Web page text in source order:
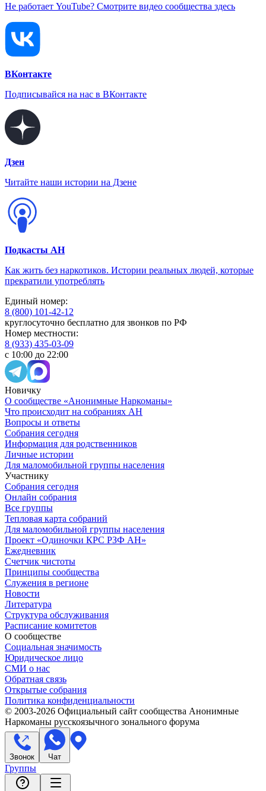
Не работает YouTube? Смотрите видео сообщества здесь
ВКонтакте
Подписывайся на нас в ВКонтакте
Дзен
Читайте наши истории на Дзене
Подкасты АН
Как жить без наркотиков. Истории реальных людей, которые
прекратили употреблять
Единый номер:
8 (800) 101-42-12
круглосуточно бесплатно для звонков по РФ
Номер местности:
8 (933) 435-03-09
с 10:00 до 22:00
Новичку
О сообществе «Анонимные Наркоманы»
Что происходит на собраниях АН
Вопросы и ответы
Собрания сегодня
Информация для родственников
Личные истории
Для маломобильной группы населения
Участнику
Собрания сегодня
Онлайн собрания
Все группы
Тепловая карта собраний
Для маломобильной группы населения
Проект «Одиночки КРС РЗФ АН»
Ежедневник
Счетчик чистоты
Принципы сообщества
Служения в регионе
Новости
Литература
Структура обслуживания
Расписание комитетов
О сообществе
Социальная значимость
Юридическое лицо
СМИ о нас
Обратная связь
Открытые собрания
Политика конфиденциальности
© 2003-2026 Официальный сайт сообщества Анонимные
Наркоманы русскоязычного зонального форума
Звонок Чат
Группы